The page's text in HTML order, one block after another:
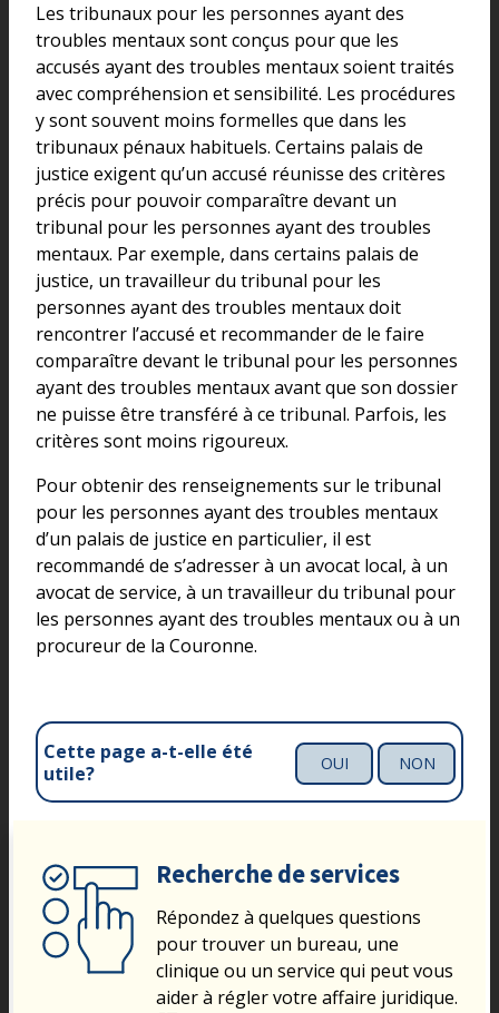
Les tribunaux pour les personnes ayant des
troubles mentaux sont conçus pour que les
accusés ayant des troubles mentaux soient traités
avec compréhension et sensibilité. Les procédures
y sont souvent moins formelles que dans les
tribunaux pénaux habituels. Certains palais de
justice exigent qu’un accusé réunisse des critères
précis pour pouvoir comparaître devant un
tribunal pour les personnes ayant des troubles
mentaux. Par exemple, dans certains palais de
justice, un travailleur du tribunal pour les
personnes ayant des troubles mentaux doit
rencontrer l’accusé et recommander de le faire
comparaître devant le tribunal pour les personnes
ayant des troubles mentaux avant que son dossier
ne puisse être transféré à ce tribunal. Parfois, les
critères sont moins rigoureux.
Pour obtenir des renseignements sur le tribunal
pour les personnes ayant des troubles mentaux
d’un palais de justice en particulier, il est
recommandé de s’adresser à un avocat local, à un
avocat de service, à un travailleur du tribunal pour
les personnes ayant des troubles mentaux ou à un
procureur de la Couronne.
Cette page a-t-elle été
utile?
OUI NON
Recherche de services
Répondez à quelques questions
pour trouver un bureau, une
clinique ou un service qui peut vous
aider à régler votre affaire juridique.